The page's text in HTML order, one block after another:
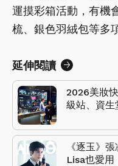
運摸彩箱活動，有機
梳、銀色羽絨包等多
延伸閱讀
2026美妝
級站、資生
《逐玉》
Lisa也愛用